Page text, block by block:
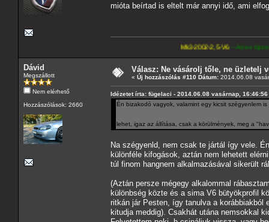
mióta beírtad is eltelt már annyi idő, ami
Mk3-2002-2,5-V6---A4-es lapomat, hasonló
Dávid
Megszállott
Nem elérhető
Hozzászólások: 2660
Válasz: Ne vásárolj tőle, ne üzletelj
« Új hozzászólás #110 Dátum: 2014.06.08
Idézetet írta: fügelaci - 2014.06.08 vasárnap, 16:46:56
Én bizakodó vagyok, valamint egy kicsit szégyenlem
lehet, igaz az állítása, csak a körülmények, meg a
Na szégyenld, nem csak te jártál így vele.
különféle kifogások, aztán nem lehetett
túl finom hangnem alkalmazásával sikerült
(Aztán persze mégegy alkalommal
különbség közte és a sima V6 bütyökprofil
ritkán jár Pesten, így tanulva a korábbiakból
kitudja meddig). Csakhát utána nemsokkal